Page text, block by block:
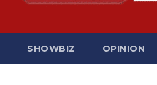
SHOWBIZ OPINION